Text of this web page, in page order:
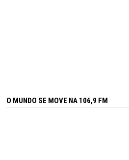
O MUNDO SE MOVE NA 106,9 FM